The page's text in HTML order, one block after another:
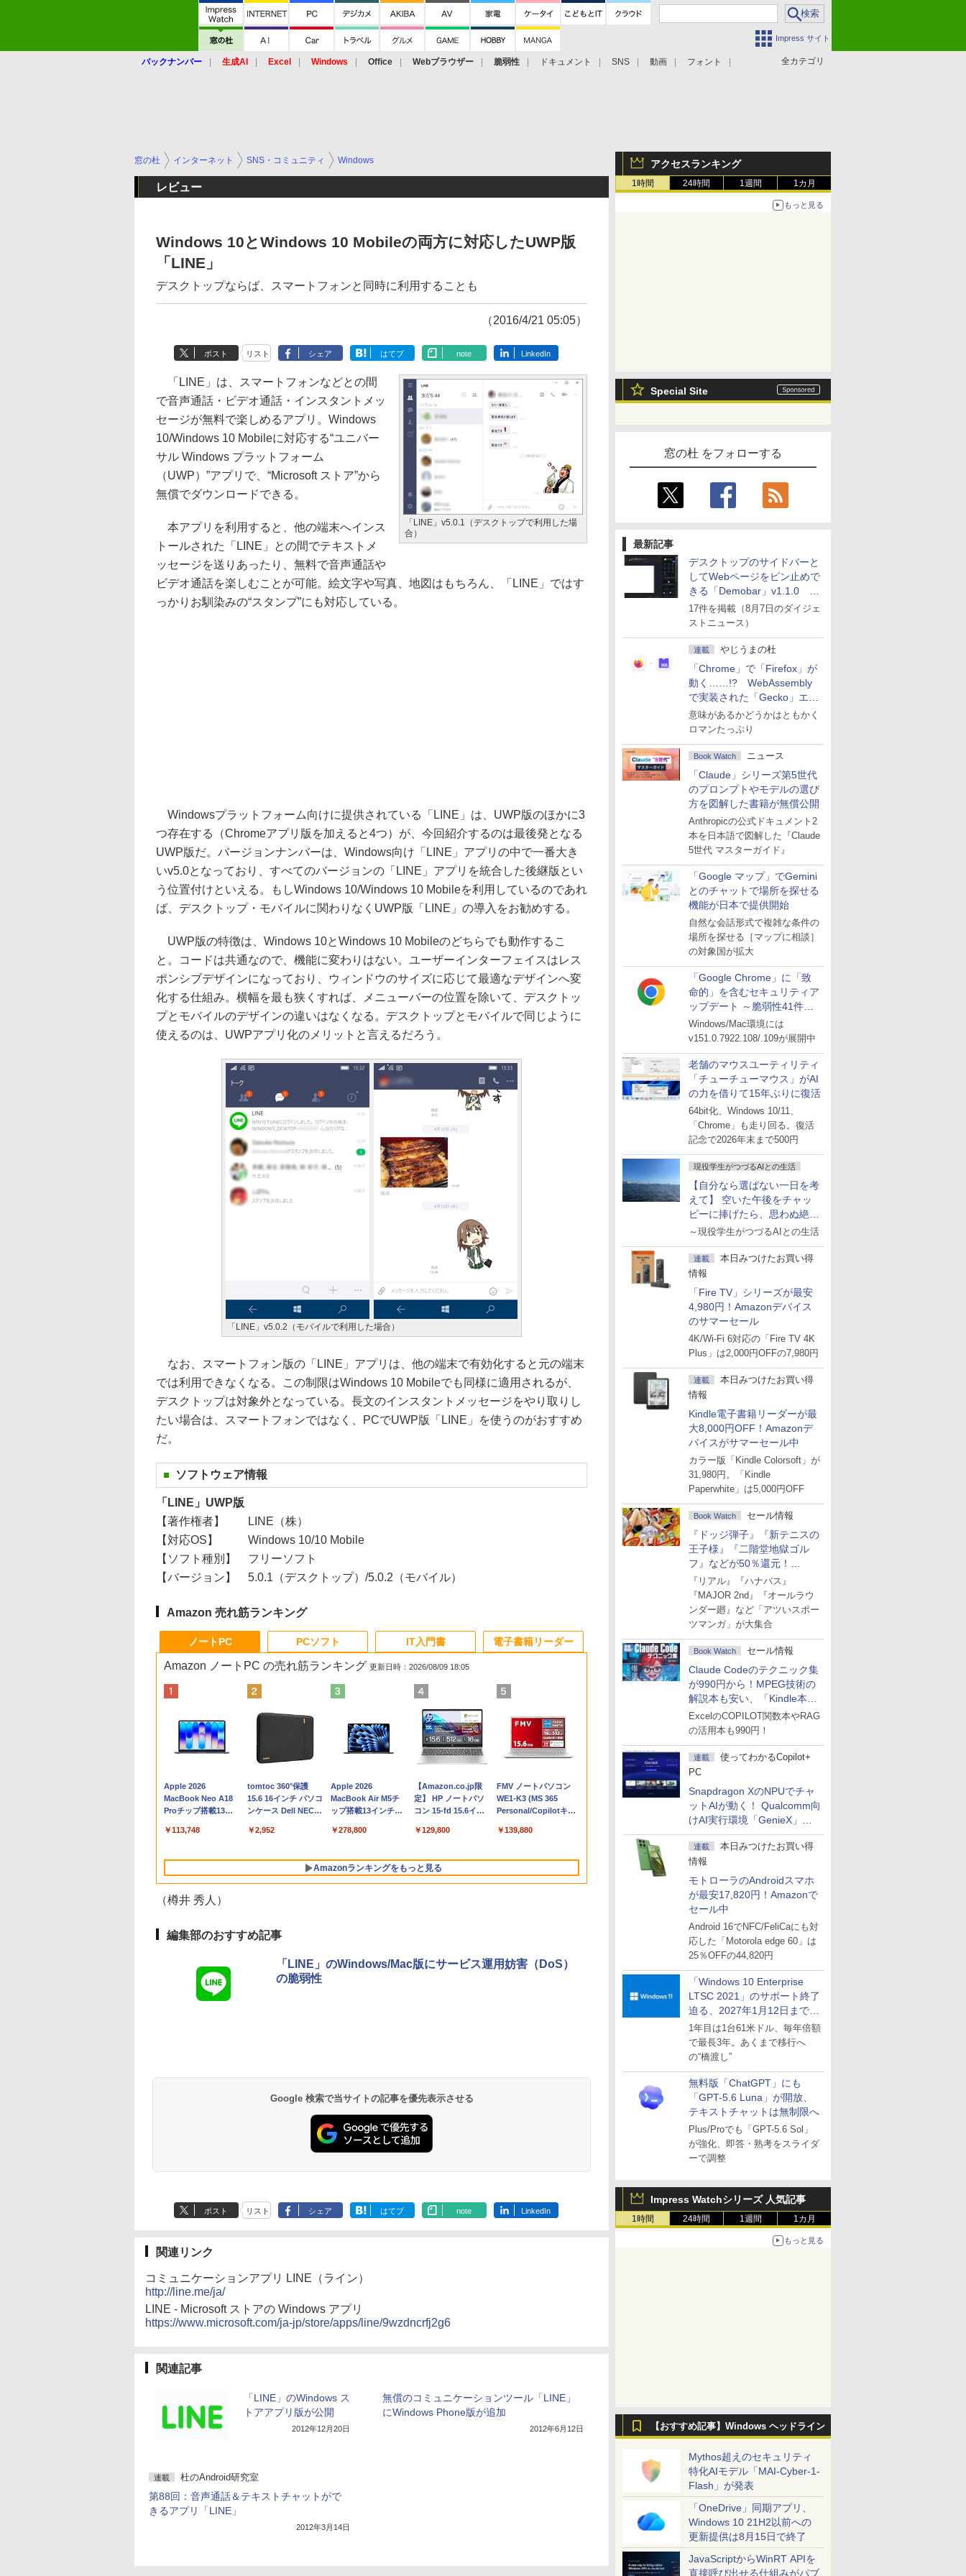
Impress サイト
全カテゴリ
バックナンバー 生成AI Excel Windows Office Webブラウザー 脆弱性 ドキュメント SNS 動画 フォント
アクセスランキング
1時間 24時間 1週間 1カ月
もっと見る
Special Site
窓の杜 をフォローする
最新記事
デスクトップのサイドバーと
してWebページをピン止めで
きる「Demobar」v1.1.0 ほ
か
17件を掲載（8月7日のダイジェ
ストニュース）
連載 やじうまの杜
「Chrome」で「Firefox」が
動く……!? WebAssembly
で実装された「Gecko」エン
ジン
意味があるかどうかはともかく
ロマンたっぷり
Book Watch ニュース
「Claude」シリーズ第5世代
のプロンプトやモデルの選び
方を図解した書籍が無償公開
Anthropicの公式ドキュメント2
本を日本語で図解した『Claude
5世代 マスターガイド』
「Google マップ」でGemini
とのチャットで場所を探せる
機能が日本で提供開始
自然な会話形式で複雑な条件の
場所を探せる［マップに相談］
の対象国が拡大
「Google Chrome」に「致
命的」を含むセキュリティア
ップデート ～脆弱性41件に
対処
Windows/Mac環境には
v151.0.7922.108/.109が展開中
老舗のマウスユーティリティ
「チューチューマウス」がAI
の力を借りて15年ぶりに復活
64bit化、Windows 10/11、
「Chrome」も走り回る。復活
記念で2026年末まで500円
現役学生がつづるAIとの生活
【自分なら選ばない一日を考
えて】 空いた午後をチャッ
ピーに捧げたら、思わぬ絶景
に出会った話
～現役学生がつづるAIとの生活
連載
本日みつけたお買い得
情報
「Fire TV」シリーズが最安
4,980円！Amazonデバイス
のサマーセール
4K/Wi-Fi 6対応の「Fire TV 4K
Plus」は2,000円OFFの7,980円
連載
本日みつけたお買い得
情報
Kindle電子書籍リーダーが最
大8,000円OFF！Amazonデ
バイスがサマーセール中
カラー版「Kindle Colorsoft」が
31,980円。「Kindle
Paperwhite」は5,000円OFF
Book Watch セール情報
『ドッジ弾子』『新テニスの
王子様』『二階堂地獄ゴル
フ』などが50％還元！
Amazonマンガ週末セール
『リアル』『ハナバス』
『MAJOR 2nd』『オールラウ
ンダー廻』など「アツいスポー
ツマンガ」が大集合
Book Watch セール情報
Claude Codeのテクニック集
が990円から！MPEG技術の
解説本も安い、「Kindle本サ
マーセール」第2弾開始！
ExcelのCOPILOT関数本やRAG
の活用本も990円！
連載
使ってわかるCopilot+
PC
Snapdragon XのNPUでチャ
ットAIが動く！ Qualcomm向
けAI実行環境「GenieX」を
試してみた
連載
本日みつけたお買い得
情報
モトローラのAndroidスマホ
が最安17,820円！Amazonで
セール中
Android 16でNFC/FeliCaにも対
応した「Motorola edge 60」は
25％OFFの44,820円
「Windows 10 Enterprise
LTSC 2021」のサポート終了
迫る、2027年1月12日まで
～ESUは9月1日から販売
1年目は1台61米ドル、毎年倍額
で最長3年。あくまで移行へ
の“橋渡し”
無料版「ChatGPT」にも
「GPT-5.6 Luna」が開放、
テキストチャットは無制限へ
Plus/Proでも「GPT-5.6 Sol」
が強化、即答・熟考をスライダ
ーで調整
Impress Watchシリーズ 人気記事
1時間 24時間 1週間 1カ月
もっと見る
【おすすめ記事】Windows ヘッドライン
Mythos超えのセキュリティ
特化AIモデル「MAI-Cyber-1-
Flash」が発表
「OneDrive」同期アプリ、
Windows 10 21H2以前への
更新提供は8月15日で終了
JavaScriptからWinRT APIを
直接呼び出せる仕組みがパブ
窓の杜 インターネット SNS・コミュニティ Windows
レビュー
Windows 10とWindows 10 Mobileの両方に対応したUWP版
「LINE」
デスクトップならば、スマートフォンと同時に利用することも
（2016/4/21 05:05）
ポスト リスト シェア はてブ note LinkedIn
「LINE」v5.0.1（デスクトップで利用した場
合）
「LINE」は、スマートフォンなどとの間
で音声通話・ビデオ通話・インスタントメッ
セージが無料で楽しめるアプリ。Windows
10/Windows 10 Mobileに対応する“ユニバー
サル Windows プラットフォーム
（UWP）”アプリで、“Microsoft ストア”から
無償でダウンロードできる。
本アプリを利用すると、他の端末へインス
トールされた「LINE」との間でテキストメ
ッセージを送りあったり、無料で音声通話や
ビデオ通話を楽しむことが可能。絵文字や写真、地図はもちろん、「LINE」ではす
っかりお馴染みの“スタンプ”にも対応している。
Windowsプラットフォーム向けに提供されている「LINE」は、UWP版のほかに3
つ存在する（Chromeアプリ版を加えると4つ）が、今回紹介するのは最後発となる
UWP版だ。バージョンナンバーは、Windows向け「LINE」アプリの中で一番大き
いv5.0となっており、すべてのバージョンの「LINE」アプリを統合した後継版とい
う位置付けといえる。もしWindows 10/Windows 10 Mobileを利用しているのであれ
ば、デスクトップ・モバイルに関わりなくUWP版「LINE」の導入をお勧めする。
UWP版の特徴は、Windows 10とWindows 10 Mobileのどちらでも動作するこ
と。コードは共通なので、機能に変わりはない。ユーザーインターフェイスはレス
ポンシブデザインになっており、ウィンドウのサイズに応じて最適なデザインへ変
化する仕組み。横幅を最も狭くすれば、メニューバーの位置を除いて、デスクトッ
プとモバイルのデザインの違いはなくなる。デスクトップとモバイルで同じように
使えるのは、UWPアプリ化のメリットと言えるだろう。
「LINE」v5.0.2（モバイルで利用した場合）
なお、スマートフォン版の「LINE」アプリは、他の端末で有効化すると元の端末
では利用できなくなる。この制限はWindows 10 Mobileでも同様に適用されるが、
デスクトップは対象外となっている。長文のインスタントメッセージをやり取りし
たい場合は、スマートフォンではなく、PCでUWP版「LINE」を使うのがおすすめ
だ。
ソフトウェア情報
「LINE」UWP版
【著作権者】
LINE（株）
【対応OS】
Windows 10/10 Mobile
【ソフト種別】
フリーソフト
【バージョン】
5.0.1（デスクトップ）/5.0.2（モバイル）
Amazon 売れ筋ランキング
ノートPC
Amazon ノートPC の売れ筋ランキング 更新日時：2026/08/09 18:05
Apple 2026
MacBook Neo A18
Proチップ搭載13イ
AIとApple
設計、Liquid Retina
ユニファイドメモ
リ、256GB SSDスト
レージ、1080p
- インディゴ
￥113,748
tomtoc 360°保護
15.6 16インチ パソコ
ンケース Dell NEC
dynabook Lenovo
￥2,952
Apple 2026
MacBook Air M5チ
ップ搭載13インチノ
Apple Intelligence、
Retinaディスプレ
イ、16GBユニファイ
ドメモリ、1TB SSD
￥278,800
【Amazon.co.jp限
定】 HP ノートパソ
コン 15-fd 15.6イン
512GB SSD インテ
￥129,800
FMV ノートパソコン
WE1-K3 (MS 365
Personal/Copilotキー
型/Core i5/16GB/SSD
FMVWK3E15W_AZ
￥139,880
Amazonランキングをもっと見る
PCソフト
ブロックス | オンラ
ブロックス |オンライ
ロブロックス | オン
10/mac対応|PC2台
IT入門書
もコンテンツ作成に
非エンジニアのため
のAIコーディング入
門シリーズ
Labo)
レータ紹介
電子書籍リーダー
チディスプレイ電子
調節ライト、12週間
告なし、メタリック
テリー、広告なし、
ト、最大8週間持続バ
し、ブラック (2025
年発売)
明るさ自動調整、色調
（樽井 秀人）
編集部のおすすめ記事
「LINE」のWindows/Mac版にサービス運用妨害（DoS）
の脆弱性
Google 検索で当サイトの記事を優先表示させる
ポスト リスト シェア はてブ note LinkedIn
関連リンク
コミュニケーションアプリ LINE（ライン）
http://line.me/ja/
LINE - Microsoft ストアの Windows アプリ
https://www.microsoft.com/ja-jp/store/apps/line/9wzdncrfj2g6
関連記事
「LINE」のWindows ス
トアアプリ版が公開
2012年12月20日
無償のコミュニケーションツール「LINE」
にWindows Phone版が追加
2012年6月12日
連載 杜のAndroid研究室
第88回：音声通話＆テキストチャットがで
きるアプリ「LINE」
2012年3月14日